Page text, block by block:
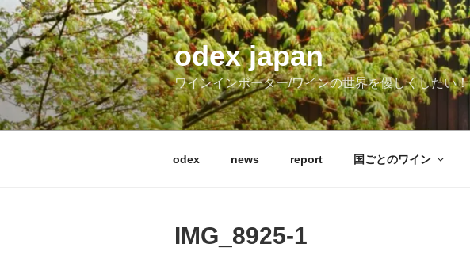
コ
ン
テ
ン
ツ
へ
ス
odex japan
ワインインポーター/ワインの世界を優しくしたい！
odex news report 国ごとのワイン
IMG_8925-1